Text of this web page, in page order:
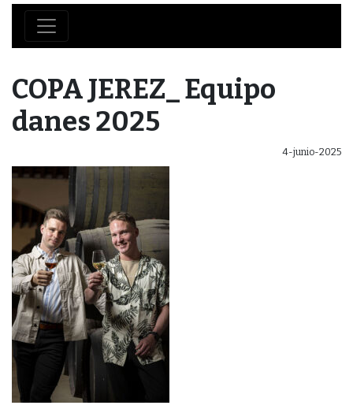
COPA JEREZ_ Equipo
danes 2025
4-junio-2025